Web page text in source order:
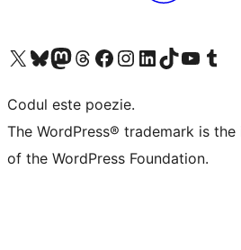
Mergi la contul nostru X (fost Twitter)
Vizitează contul nostru Bluesky
Vizitează contul nostru Mastodon
Vizitează contul nostru Threads
Vizitează pagina noastră Facebook
Vizitează-ne pe Instagram
Vizitează-ne pe LinkedIn
Vizitează contul nostru TikTok
Vizitează canalul nostru
Vizitează contul
Codul este poezie.
The WordPress® trademark is
of the WordPress Foundation.